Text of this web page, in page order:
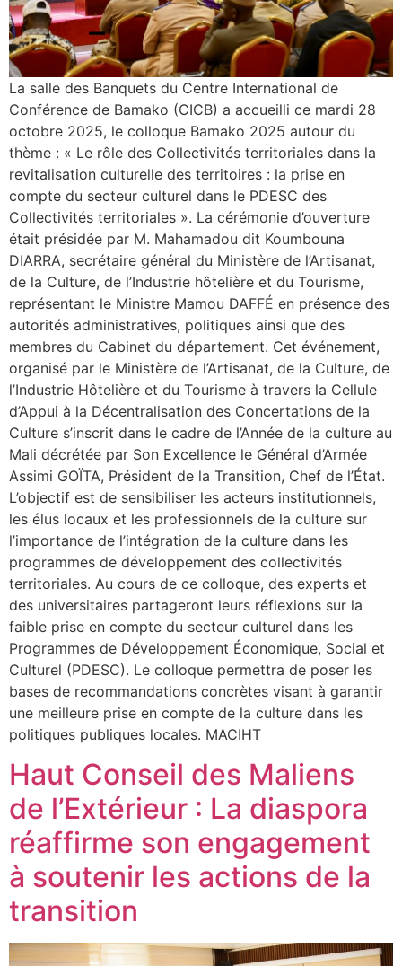
La salle des Banquets du Centre International de
Conférence de Bamako (CICB) a accueilli ce mardi 28
octobre 2025, le colloque Bamako 2025 autour du
thème : « Le rôle des Collectivités territoriales dans la
revitalisation culturelle des territoires : la prise en
compte du secteur culturel dans le PDESC des
Collectivités territoriales ». La cérémonie d’ouverture
était présidée par M. Mahamadou dit Koumbouna
DIARRA, secrétaire général du Ministère de l’Artisanat,
de la Culture, de l’Industrie hôtelière et du Tourisme,
représentant le Ministre Mamou DAFFÉ en présence des
autorités administratives, politiques ainsi que des
membres du Cabinet du département. Cet événement,
organisé par le Ministère de l’Artisanat, de la Culture, de
l’Industrie Hôtelière et du Tourisme à travers la Cellule
d’Appui à la Décentralisation des Concertations de la
Culture s’inscrit dans le cadre de l’Année de la culture au
Mali décrétée par Son Excellence le Général d’Armée
Assimi GOÏTA, Président de la Transition, Chef de l’État.
L’objectif est de sensibiliser les acteurs institutionnels,
les élus locaux et les professionnels de la culture sur
l’importance de l’intégration de la culture dans les
programmes de développement des collectivités
territoriales. Au cours de ce colloque, des experts et
des universitaires partageront leurs réflexions sur la
faible prise en compte du secteur culturel dans les
Programmes de Développement Économique, Social et
Culturel (PDESC). Le colloque permettra de poser les
bases de recommandations concrètes visant à garantir
une meilleure prise en compte de la culture dans les
politiques publiques locales. MACIHT
Haut Conseil des Maliens
de l’Extérieur : La diaspora
réaffirme son engagement
à soutenir les actions de la
transition